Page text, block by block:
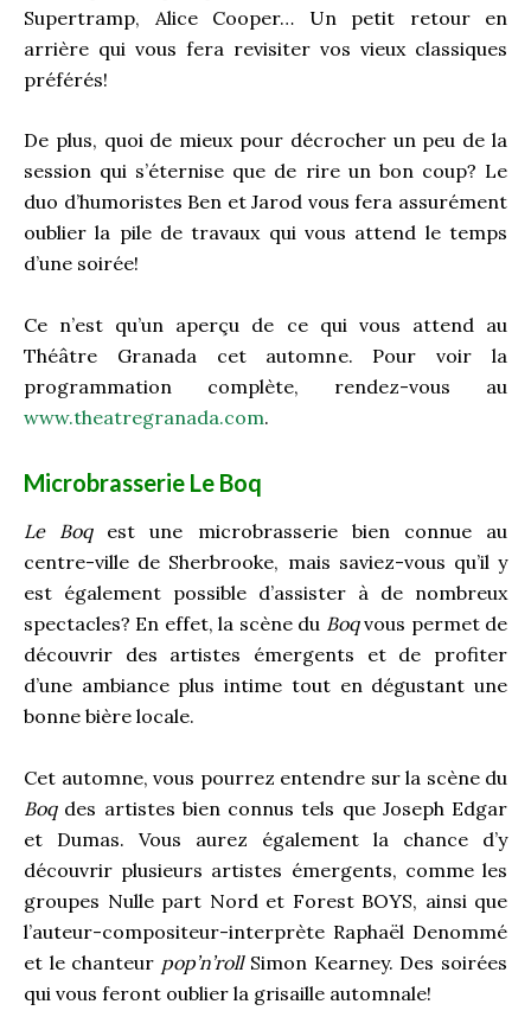
Supertramp, Alice Cooper… Un petit retour en
arrière qui vous fera revisiter vos vieux classiques
préférés!
De plus, quoi de mieux pour décrocher un peu de la
session qui s’éternise que de rire un bon coup? Le
duo d’humoristes Ben et Jarod vous fera assurément
oublier la pile de travaux qui vous attend le temps
d’une soirée!
Ce n’est qu’un aperçu de ce qui vous attend au
Théâtre Granada cet automne. Pour voir la
programmation complète, rendez-vous au
www.theatregranada.com.
Microbrasserie Le Boq
Le Boqest une microbrasserie bien connue au
centre-ville de Sherbrooke, mais saviez-vous qu’il y
est également possible d’assister à de nombreux
spectacles? En effet, la scène du Boqvous permet de
découvrir des artistes émergents et de profiter
d’une ambiance plus intime tout en dégustant une
bonne bière locale.
Cet automne, vous pourrez entendre sur la scène du
Boqdes artistes bien connus tels que Joseph Edgar
et Dumas. Vous aurez également la chance d’y
découvrir plusieurs artistes émergents, comme les
groupes Nulle part Nord et Forest BOYS, ainsi que
l’auteur-compositeur-interprète Raphaël Denommé
et le chanteur pop’n’rollSimon Kearney. Des soirées
qui vous feront oublier la grisaille automnale!